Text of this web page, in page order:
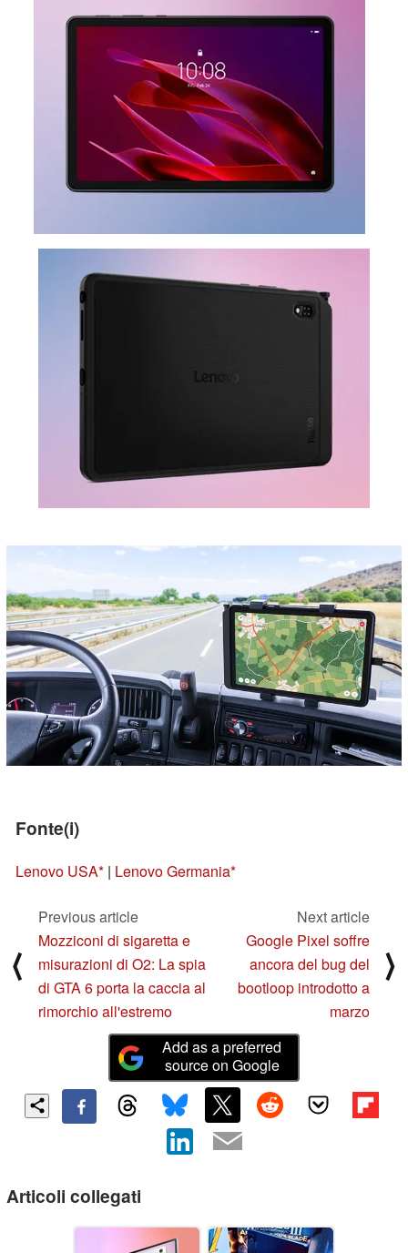
Fonte(i)
Lenovo USA | Lenovo Germania
⟨
Previous article
Mozziconi di sigaretta e
misurazioni di O2: La spia
di GTA 6 porta la caccia al
rimorchio all'estremo
Next article
Google Pixel soffre
ancora del bug del
bootloop introdotto a
marzo
⟩
Add as a preferred
source on Google
Articoli collegati